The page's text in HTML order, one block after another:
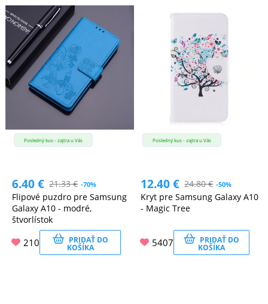
Posledný kus - zajtra u Vás
6.40€ 21.33€ -70%
Flipové puzdro pre Samsung
Galaxy A10 - modré,
štvorlístok
210 PRIDAŤ DO
KOŠÍKA
Posledný kus - zajtra u Vás
12.40€ 24.80€ -50%
Kryt pre Samsung Galaxy A10
- Magic Tree
5407 PRIDAŤ DO
KOŠÍKA